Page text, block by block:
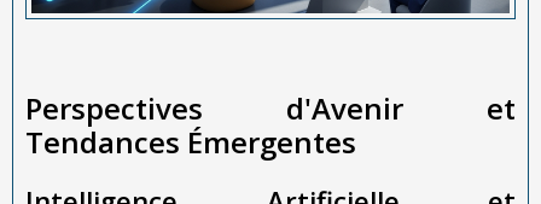
Perspectives d'Avenir et
Tendances Émergentes